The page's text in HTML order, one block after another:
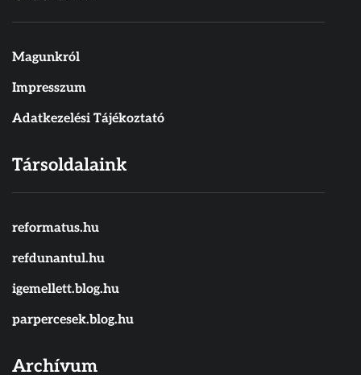
Magunkról
Impresszum
Adatkezelési Tájékoztató
Társoldalaink
reformatus.hu
refdunantul.hu
igemellett.blog.hu
parpercesek.blog.hu
Archívum